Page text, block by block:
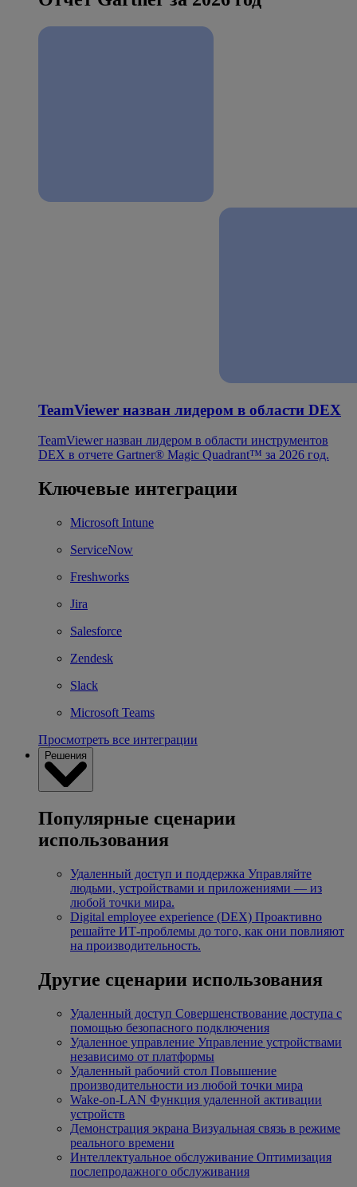
TeamViewer назван лидером в области DEX
TeamViewer назван лидером в области инструментов
DEX в отчете Gartner® Magic Quadrant™ за 2026 год.
Ключевые интеграции
Microsoft Intune
ServiceNow
Freshworks
Jira
Salesforce
Zendesk
Slack
Microsoft Teams
Просмотреть все интеграции
Решения
Популярные сценарии
использования
Удаленный доступ и поддержка Управляйте
людьми, устройствами и приложениями — из
любой точки мира.
Digital employee experience (DEX) Проактивно
решайте ИТ-проблемы до того, как они повлияют
на производительность.
Другие сценарии использования
Удаленный доступ Совершенствование доступа с
помощью безопасного подключения
Удаленное управление Управление устройствами
независимо от платформы
Удаленный рабочий стол Повышение
производительности из любой точки мира
Wake-on-LAN Функция удаленной активации
устройств
Демонстрация экрана Визуальная связь в режиме
реального времени
Интеллектуальное обслуживание Оптимизация
послепродажного обслуживания